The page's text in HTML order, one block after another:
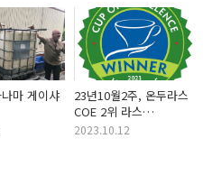
마 게이샤
23년10월2주, 온두라스
COE 2위 라스
버지니아스 게이샤
2023.10.12